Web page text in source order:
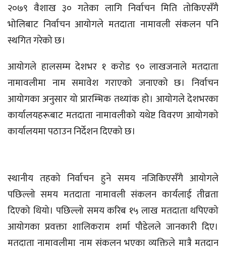
२०७९ वैशाख ३० गतेका लागि निर्वाचन मिति तोकिएसँगै
भोलिबाट निर्वाचन आयोगले मतदाता नामावली संकलन पनि
स्थगित गरेको छ।
आयोगले हालसम्म देशभर १ करोड ९० लाखजनाले मतदाता
नामावलीमा नाम समावेश गराएको जनाएको छ। निर्वाचन
आयोगका अनुसार यो प्रारम्भिक तथ्यांक हो। आयोगले देशभरका
कार्यालयहरूबाट मतदाता नामावलीको यथेष्ट विवरण आयोगको
कार्यालयमा पठाउन निर्देशन दिएको छ।
स्थानीय तहको निर्वाचन हुने समय नजिकिएसँगै आयोगले
पछिल्लो समय मतदाता नामावली संकलन कार्यलाई तीव्रता
दिएको थियो। पछिल्लो समय करिब १५ लाख मतदाता थपिएको
आयोगका प्रवक्ता शालिकराम शर्मा पौडेलले जानकारी दिए।
मतदाता नामावलीमा नाम संकलन भएका व्यक्तिले मात्रै मतदान